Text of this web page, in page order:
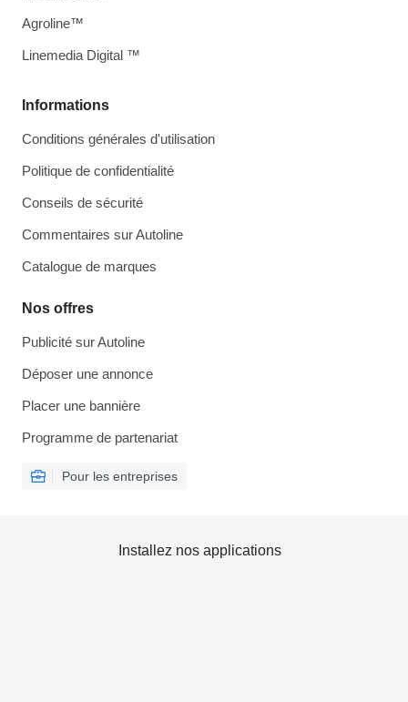
Informations
Conditions générales d'utilisation
Politique de confidentialité
Conseils de sécurité
Commentaires sur Autoline
Catalogue de marques
Nos offres
Publicité sur Autoline
Déposer une annonce
Placer une bannière
Programme de partenariat
Pour les entreprises
Agroline™
Linemedia Digital ™
Installez nos applications